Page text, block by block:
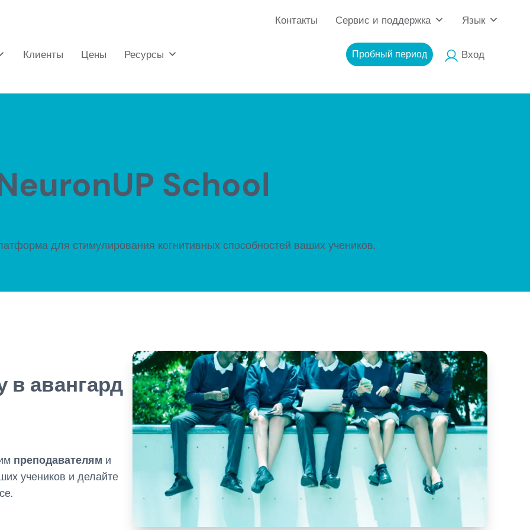
Клиенты Цены Ресурсы Пробный период Вход
Контакты Сервис и поддержка Язык
School
для стимулирования когнитивных способностей ваших учеников.
авангард
преподавателям и
учеников и делайте